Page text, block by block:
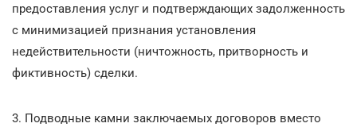
предоставления услуг и подтверждающих задолженность
с минимизацией признания установления
недействительности (ничтожность, притворность и
фиктивность) сделки.
3. Подводные камни заключаемых договоров вместо